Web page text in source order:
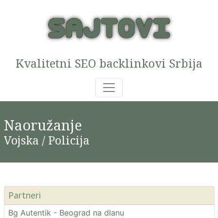
Kvalitetni SEO backlinkovi Srbija
Naoružanje
Vojska / Policija
Partneri
Bg Autentik - Beograd na dlanu